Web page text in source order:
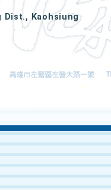
Dist., Kaohsiung